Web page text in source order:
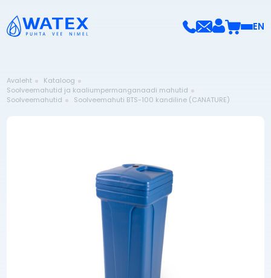
EN
Avaleht
Kataloog
Soolveemahutid ja kaaliumpermanganaadi mahutid
Soolveemahutid
Soolveemahuti BTS-100 kandiline (CANATURE)